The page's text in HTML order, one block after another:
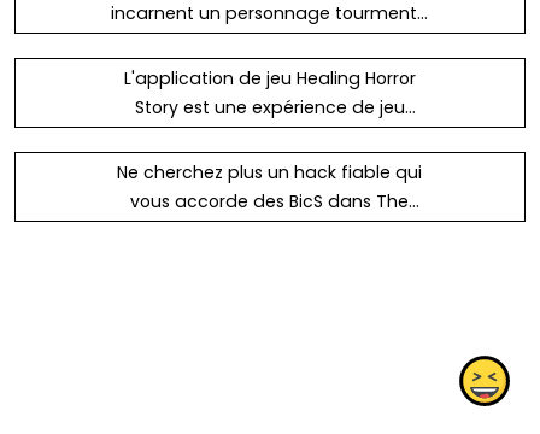
incarnent un personnage tourmenté
d'environnements obsédants tout en
démêlant ses propres démons
intérieurs. Au fur et à mesure de leur
progression, ils rencontreront des
créatures t
L'application de jeu Healing Horror
Story est une expérience de jeu
les joueurs dans un sombre voyage
de guérison et de découverte de soi.
Avec son mélange unique d'éléments
Ne cherchez plus un hack fiable qui
vous accorde des BicS dans The